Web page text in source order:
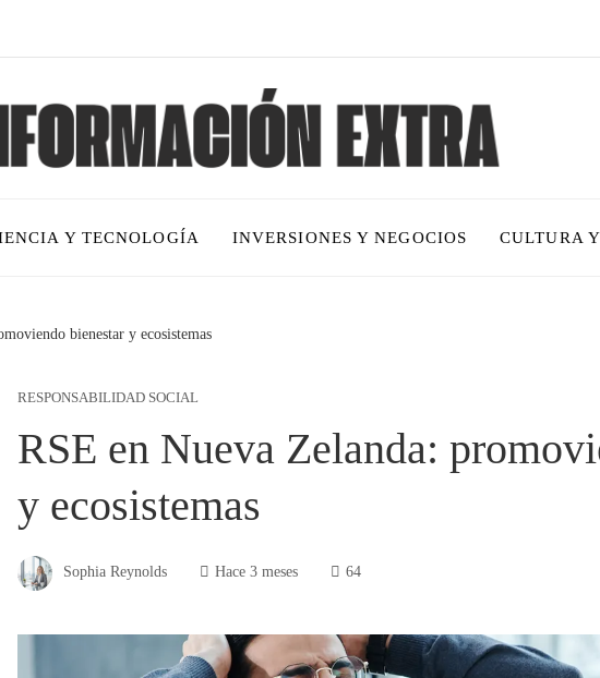
Y TECNOLOGÍA INVERSIONES Y NEGOCIOS CULTURA
bienestar y ecosistemas
RESPONSABILIDAD SOCIAL
RSE en Nueva Zelanda:
y ecosistemas
Sophia Reynolds Hace 3 meses 64